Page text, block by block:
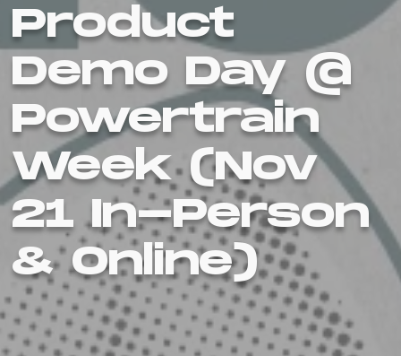
Product
Demo Day @
Powertrain
Week (Nov
21 In-Person
& Online)